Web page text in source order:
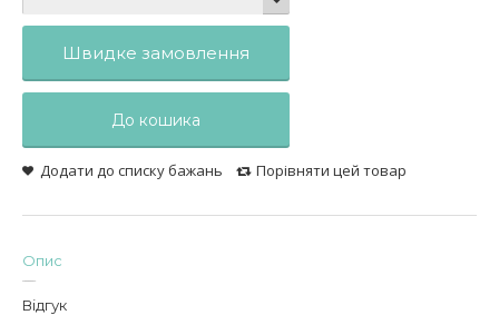
Швидке замовлення
До кошика
Додати до списку бажань Порівняти цей товар
Опис
Відгук